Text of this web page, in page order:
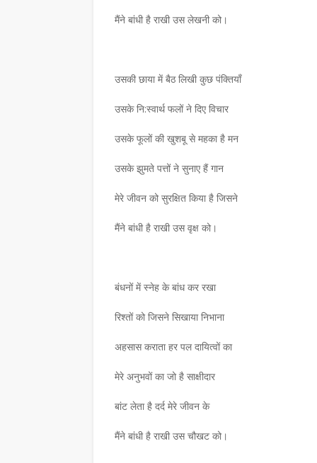
मैंने बांधी है राखी उस लेखनी को।
उसकी छाया में बैठ लिखी कुछ पंक्तियाँ
उसके नि:स्वार्थ फलों ने दिए विचार
उसके फूलों की खुशबू से महका है मन
उसके झुमते पत्तों ने सुनाए हैं गान
मेरे जीवन को सुरक्षित किया है जिसने
मैंने बांधी है राखी उस वृक्ष को।
बंधनों में स्नेह के बांध कर रखा
रिश्तों को जिसने सिखाया निभाना
अहसास कराता हर पल दायित्वों का
मेरे अनुभवों का जो है साक्षीदार
बांट लेता है दर्द मेरे जीवन के
मैंने बांधी है राखी उस चौखट को।
पंत दादा- हिंदी
और समृद्धि का जीवंत
पंत दादा- हिंदी भाषा की रक्षा और समृद्धि
समाचार
लघुकथाकार सुपेकर
July 30, 2026
लघुकथाकार सुपेकर राजस्थान में सम्मानितउज्जैन।